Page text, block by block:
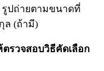
รูปถ่ายตามขนาดที่
ล (ถ้ามี)
รวจสอบวิธีคัดเลือก